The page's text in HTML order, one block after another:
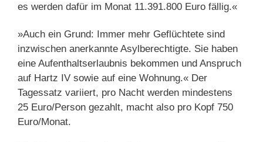
es werden dafür im Monat 11.391.800 Euro fällig.«
»Auch ein Grund: Immer mehr Geflüchtete sind
inzwischen anerkannte Asylberechtigte. Sie haben
eine Aufenthaltserlaubnis bekommen und Anspruch
auf Hartz IV sowie auf eine Wohnung.« Der
Tagessatz variiert, pro Nacht werden mindestens
25 Euro/Person gezahlt, macht also pro Kopf 750
Euro/Monat.